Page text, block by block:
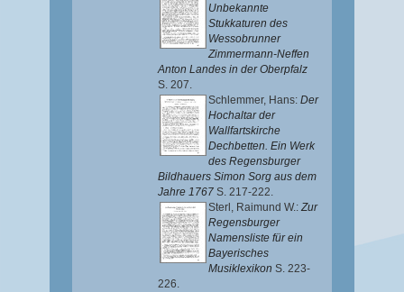
Unbekannte
Stukkaturen des
Wessobrunner
Zimmermann-Neffen
Anton Landes in der Oberpfalz
S. 207.
Schlemmer, Hans: Der
Hochaltar der
Wallfartskirche
Dechbetten. Ein Werk
des Regensburger
Bildhauers Simon Sorg aus dem
Jahre 1767 S. 217-222.
Sterl, Raimund W.:Zur
Regensburger
Namensliste für ein
Bayerisches
Musiklexikon S. 223-
226.